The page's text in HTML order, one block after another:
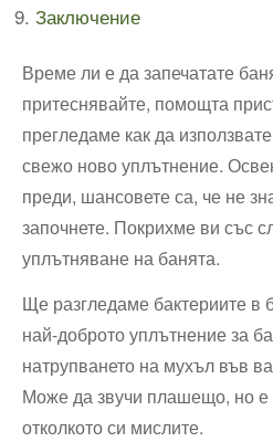
Заключение
Време ли е да запечатате
притеснявайте, помощта
прегледаме как да
свежо ново уплътнение.
преди, шансовете са, че не
започнете. Покрихме ви със
уплътняване на банята.
Ще разгледаме бактериите в
най-доброто уплътнение за
натрупването на мухъл във
Може да звучи плашещо, но е
отколкото си мислите.